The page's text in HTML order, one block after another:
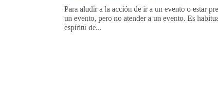
Para aludir a la acción de ir a un evento o estar
un evento, pero no atender a un evento. Es
espíritu de...